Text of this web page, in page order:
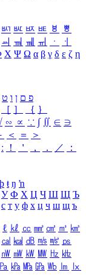
ㅴ ㅵ ㅶ ㅷ ㅸ
ㅹ
ㆉ ㆊ ㆋ ㆌ ㆍ
ㆎ
Χ Ψ Ω α β γ δ ε ζ η
פ ם ן ו ט
［ ］ ｛ ｝
∽ ∝ ∵ ∫ ∬ ∈ ∋
＜ ＝
＞
ː ！ ＇ ， ． ／
：
þ ŧ ŋ ŉ
У Ф Х Ц Ч Ш Щ Ъ
с т у ф х ц ч ш щ ъ
ℓ ㎘ ㏄ ㎣ ㎤ ㎥ ㎦
㎈ ㎉ ㏈ ㎧ ㎨ ㎰
㎻ ㎽ ㎾ ㎿ ㎐ ㎑
㎩ ㎪ ㎫ ㎬ ㏝ ㏐
㏓